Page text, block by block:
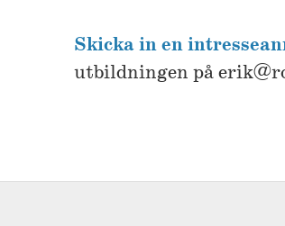
Skicka in en
utbildningen på